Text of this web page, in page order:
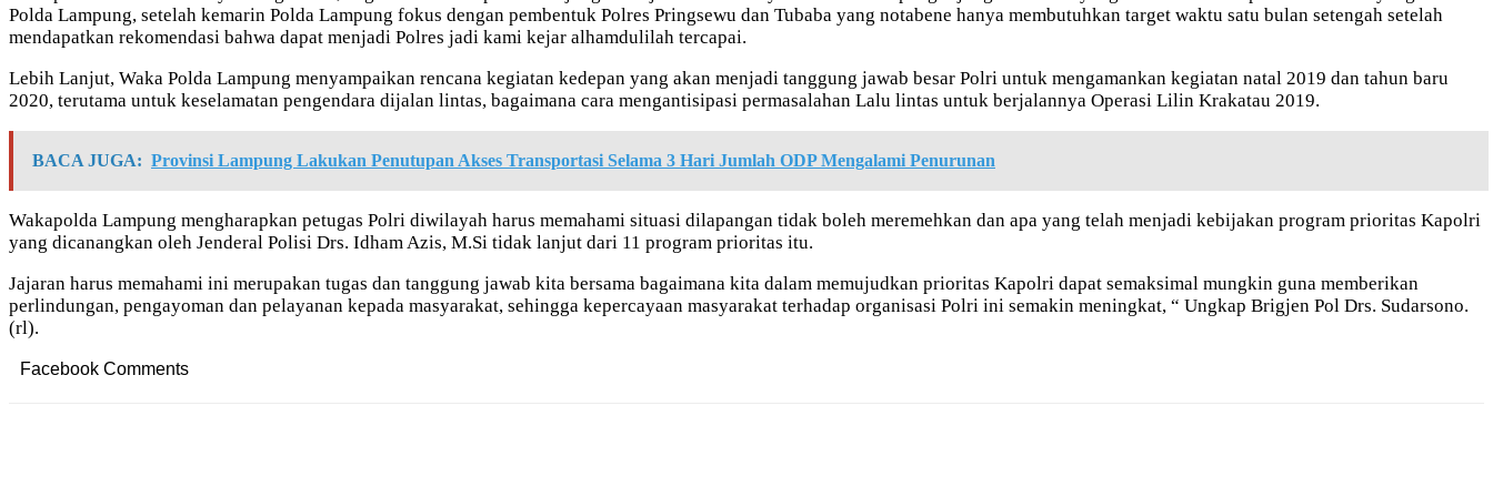
Polda Lampung, setelah kemarin Polda Lampung fokus dengan pembentuk Polres Pringsewu dan Tubaba yang notabene hanya membutuhkan target waktu satu bulan setengah setelah
mendapatkan rekomendasi bahwa dapat menjadi Polres jadi kami kejar alhamdulilah tercapai.
Lebih Lanjut, Waka Polda Lampung menyampaikan rencana kegiatan kedepan yang akan menjadi tanggung jawab besar Polri untuk mengamankan kegiatan natal 2019 dan tahun baru
2020, terutama untuk keselamatan pengendara dijalan lintas, bagaimana cara mengantisipasi permasalahan Lalu lintas untuk berjalannya Operasi Lilin Krakatau 2019.
BACA JUGA: Provinsi Lampung Lakukan Penutupan Akses Transportasi Selama 3 Hari Jumlah ODP Mengalami Penurunan
Wakapolda Lampung mengharapkan petugas Polri diwilayah harus memahami situasi dilapangan tidak boleh meremehkan dan apa yang telah menjadi kebijakan program prioritas Kapolri
yang dicanangkan oleh Jenderal Polisi Drs. Idham Azis, M.Si tidak lanjut dari 11 program prioritas itu.
Jajaran harus memahami ini merupakan tugas dan tanggung jawab kita bersama bagaimana kita dalam memujudkan prioritas Kapolri dapat semaksimal mungkin guna memberikan
perlindungan, pengayoman dan pelayanan kepada masyarakat, sehingga kepercayaan masyarakat terhadap organisasi Polri ini semakin meningkat, “ Ungkap Brigjen Pol Drs. Sudarsono.
(rl).
Facebook Comments